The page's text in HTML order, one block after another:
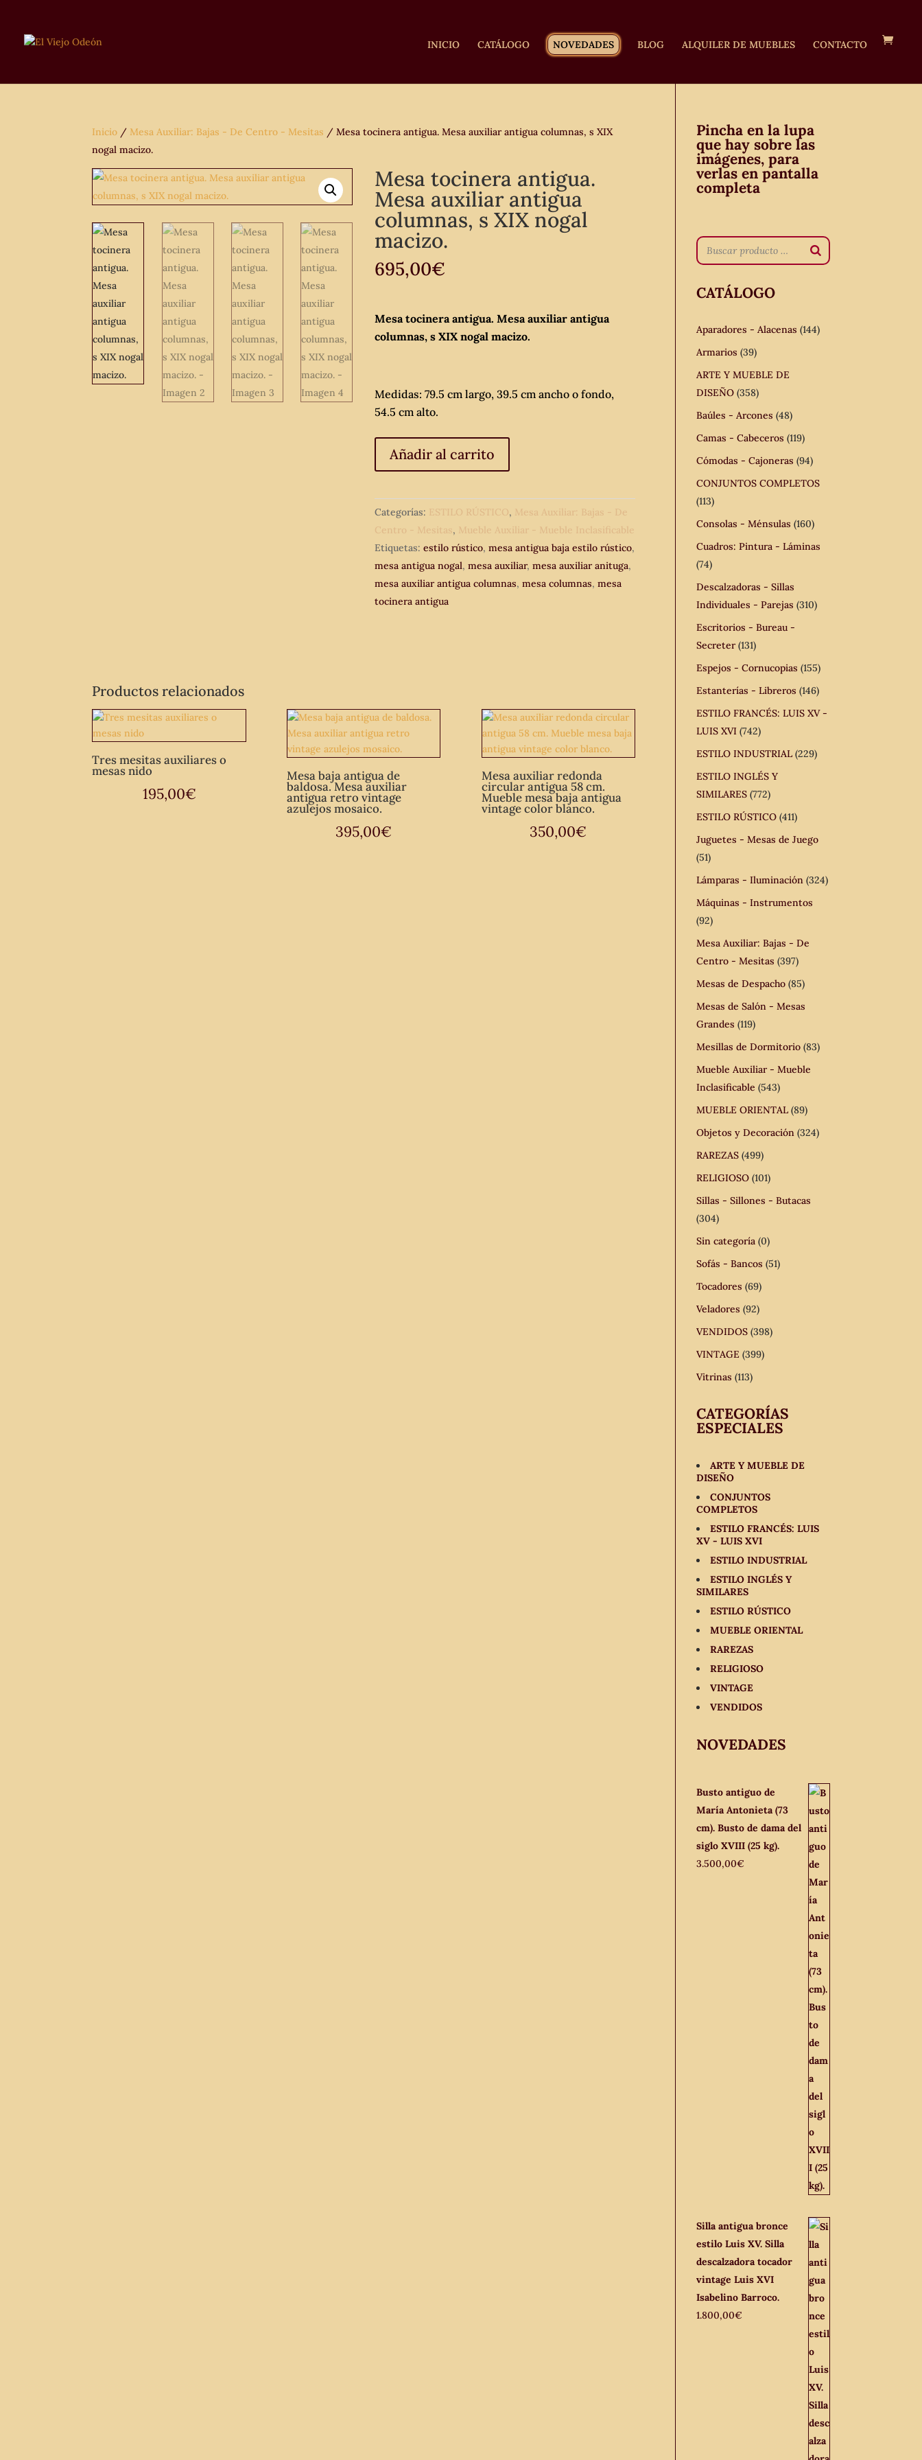
INICIO CATÁLOGO NOVEDADES BLOG ALQUILER DE MUEBLES CONTACTO
Inicio / Mesa Auxiliar: Bajas - De Centro - Mesitas / Mesa tocinera antigua. Mesa auxiliar antigua columnas, s XIX
nogal macizo.
Mesa tocinera antigua.
Mesa auxiliar antigua
columnas, s XIX nogal
macizo.
695,00€
Mesa tocinera antigua. Mesa auxiliar antigua
columnas, s XIX nogal macizo.
Medidas: 79.5 cm largo, 39.5 cm ancho o fondo,
54.5 cm alto.
tocinera
Mesa
auxiliar
antigua
columnas,
s
XIX
nogal
Añadir al carrito
Categorías: ESTILO RÚSTICO, Mesa Auxiliar: Bajas - De
Centro - Mesitas, Mueble Auxiliar - Mueble Inclasificable
Etiquetas:estilo rústico,mesa antigua baja estilo rústico,
mesa antigua nogal,mesa auxiliar,mesa auxiliar anituga,
mesa auxiliar antigua columnas,mesa columnas,mesa
tocinera antigua
Productos relacionados
Tres mesitas auxiliares o
mesas nido
195,00€
Mesa baja antigua de
baldosa. Mesa auxiliar
antigua retro vintage
azulejos mosaico.
395,00€
Mesa auxiliar redonda
circular antigua 58 cm.
Mueble mesa baja antigua
vintage color blanco.
350,00€
Pincha en la lupa
que hay sobre las
imágenes, para
verlas en pantalla
completa
CATÁLOGO
Aparadores - Alacenas (144)
Armarios (39)
ARTE Y MUEBLE DE
DISEÑO (358)
Baúles - Arcones (48)
Camas - Cabeceros (119)
Cómodas - Cajoneras (94)
CONJUNTOS COMPLETOS
(113)
Consolas - Ménsulas (160)
Cuadros: Pintura - Láminas
(74)
Descalzadoras - Sillas
Individuales - Parejas (310)
Escritorios - Bureau -
Secreter (131)
Espejos - Cornucopias (155)
Estanterías - Libreros (146)
ESTILO FRANCÉS: LUIS XV -
LUIS XVI (742)
ESTILO INDUSTRIAL (229)
ESTILO INGLÉS Y
SIMILARES (772)
ESTILO RÚSTICO (411)
Juguetes - Mesas de Juego
(51)
Lámparas - Iluminación (324)
Máquinas - Instrumentos
(92)
Mesa Auxiliar: Bajas - De
Centro - Mesitas (397)
Mesas de Despacho (85)
Mesas de Salón - Mesas
Grandes (119)
Mesillas de Dormitorio (83)
Mueble Auxiliar - Mueble
Inclasificable (543)
MUEBLE ORIENTAL (89)
Objetos y Decoración (324)
RAREZAS (499)
RELIGIOSO (101)
Sillas - Sillones - Butacas
(304)
Sin categoría (0)
Sofás - Bancos (51)
Tocadores (69)
Veladores (92)
VENDIDOS (398)
VINTAGE (399)
Vitrinas (113)
CATEGORÍAS
ESPECIALES
ARTE Y MUEBLE DE
DISEÑO
CONJUNTOS
COMPLETOS
ESTILO FRANCÉS: LUIS
XV - LUIS XVI
ESTILO INDUSTRIAL
ESTILO INGLÉS Y
SIMILARES
ESTILO RÚSTICO
MUEBLE ORIENTAL
RAREZAS
RELIGIOSO
VINTAGE
VENDIDOS
NOVEDADES
Busto antiguo de
María Antonieta (73
cm). Busto de dama del
siglo XVIII (25 kg).
3.500,00€
Silla antigua bronce
estilo Luis XV. Silla
descalzadora tocador
vintage Luis XVI
Isabelino Barroco.
1.800,00€